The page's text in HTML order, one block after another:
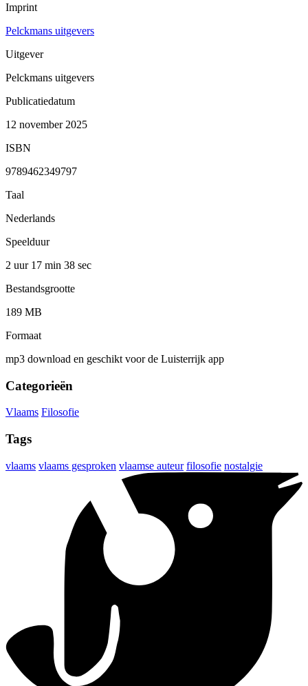
Imprint
Pelckmans uitgevers
Uitgever
Pelckmans uitgevers
Publicatiedatum
12 november 2025
ISBN
9789462349797
Taal
Nederlands
Speelduur
2 uur 17 min 38 sec
Bestandsgrootte
189 MB
Formaat
mp3 download en geschikt voor de Luisterrijk app
Categorieën
Vlaams Filosofie
Tags
vlaams vlaams gesproken vlaamse auteur filosofie nostalgie